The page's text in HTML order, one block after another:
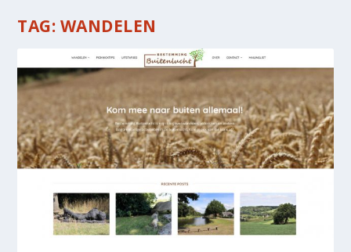
TAG: WANDELEN